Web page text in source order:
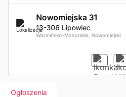
Nowomiejska 31
13-306 Lipowiec
Warmińsko-Mazurskie, Nowomiejski
Ogłoszenia